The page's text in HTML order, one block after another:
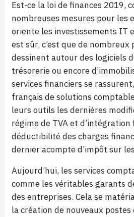
Est-ce la loi de finances 2019,
nombreuses mesures pour les
oriente les investissements IT
est sûr, c’est que de
dessinent autour des logiciels
trésorerie ou encore
services financiers se
français de solutions
leurs outils les dernières
régime de TVA et d’intégration
déductibilité des charges
dernier acompte d’impôt sur
Aujourd’hui, les services
comme les véritables garants
des entreprises. Cela se
la création de nouveaux